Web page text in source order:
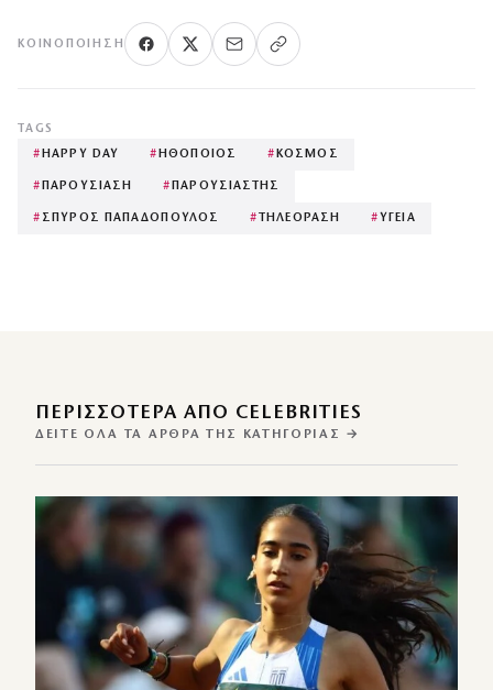
ΚΟΙΝΟΠΟΊΗΣΗ
TAGS
# HAPPY DAY # ΗΘΟΠΟΙΟΣ # ΚΟΣΜΟΣ
# ΠΑΡΟΥΣΙΑΣΗ # ΠΑΡΟΥΣΙΑΣΤΗΣ
# ΣΠΥΡΟΣ ΠΑΠΑΔΟΠΟΥΛΟΣ # ΤΗΛΕΟΡΑΣΗ # ΥΓΕΙΑ
ΠΕΡΙΣΣΌΤΕΡΑ ΑΠΌ CELEBRITIES
ΔΕΊΤΕ ΌΛΑ ΤΑ ΆΡΘΡΑ ΤΗΣ ΚΑΤΗΓΟΡΊΑΣ →